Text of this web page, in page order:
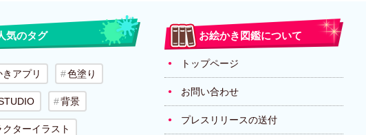
気のタグ
アプリ 色塗り
背景
ターイラスト
お絵かき図鑑について
トップページ
お問い合わせ
プレスリリースの送付